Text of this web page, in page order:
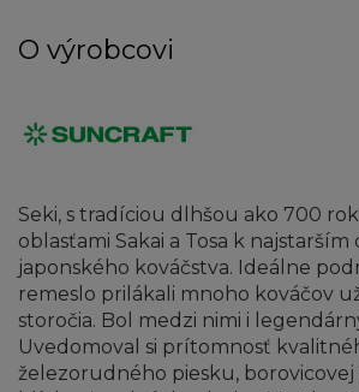
O výrobcovi
Seki, s tradíciou dlhšou ako 700
oblasťami Sakai a Tosa k najstarším
japonského kováčstva. Ideálne
remeslo prilákali mnoho kováčov
storočia. Bol medzi nimi i
Uvedomoval si prítomnosť
železorudného piesku, borovicovej